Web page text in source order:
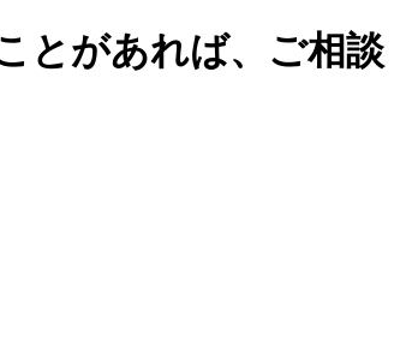
とがあれば、ご相談